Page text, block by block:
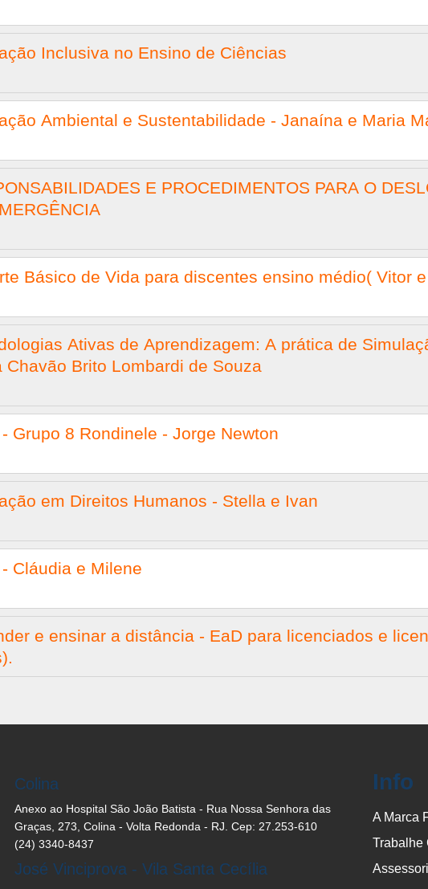
Inclusiva no Ensino de Ciências
Ambiental e Sustentabilidade - Janaína e Maria
E PROCEDIMENTOS PARA O
Básico de Vida para discentes ensino médio( Vitor
Ativas de Aprendizagem: A prática de
Chavão Brito Lombardi de Souza
Grupo 8 Rondinele - Jorge Newton
em Direitos Humanos - Stella e Ivan
Cláudia e Milene
e ensinar a distância - EaD para licenciados e
Colina
Anexo ao Hospital São João Batista - Rua Nossa Senhora das
Graças, 273, Colina - Volta Redonda - RJ. Cep: 27.253-610
(24) 3340-8437
José Vinciprova - Vila Santa Cecília
Info
A Marca
Trabalhe